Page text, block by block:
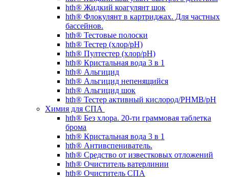
hth® Жидкий коагулянт шок
hth® Флокулянт в картриджах. Для частных
бассейнов.
hth® Тестовые полоски
hth® Тестер (хлор/pH)
hth® Пултестер (хлор/pH)
hth® Кристальная вода 3 в 1
hth® Альгицид
hth® Альгицид непенящийся
hth® Альгицид шок
hth® Тестер активный кислород/PHMB/pH
Химия для СПА
hth® Без хлора. 20-ти граммовая таблетка
брома
hth® Кристальная вода 3 в 1
hth® Антивспениватель.
hth® Средство от известковых отложений
hth® Очиститель ватерлинии
hth® Очиститель СПА